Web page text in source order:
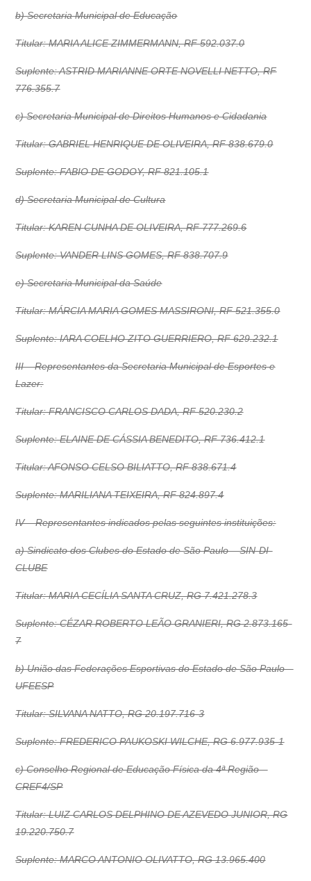
b) Secretaria Municipal de Educação
Titular: MARIA ALICE ZIMMERMANN, RF 592.037.0
Suplente: ASTRID MARIANNE ORTE NOVELLI NETTO, RF
776.355.7
c) Secretaria Municipal de Direitos Humanos e Cidadania
Titular: GABRIEL HENRIQUE DE OLIVEIRA, RF 838.679.0
Suplente: FABIO DE GODOY, RF 821.105.1
d) Secretaria Municipal de Cultura
Titular: KAREN CUNHA DE OLIVEIRA, RF 777.269.6
Suplente: VANDER LINS GOMES, RF 838.707.9
e) Secretaria Municipal da Saúde
Titular: MÁRCIA MARIA GOMES MASSIRONI, RF 521.355.0
Suplente: IARA COELHO ZITO GUERRIERO, RF 629.232.1
III – Representantes da Secretaria Municipal de Esportes e
Lazer:
Titular: FRANCISCO CARLOS DADA, RF 520.230.2
Suplente: ELAINE DE CÁSSIA BENEDITO, RF 736.412.1
Titular: AFONSO CELSO BILIATTO, RF 838.671.4
Suplente: MARILIANA TEIXEIRA, RF 824.897.4
IV – Representantes indicados pelas seguintes instituições:
a) Sindicato dos Clubes do Estado de São Paulo – SIN-DI-
CLUBE
Titular: MARIA CECÍLIA SANTA CRUZ, RG 7.421.278.3
Suplente: CÉZAR ROBERTO LEÃO GRANIERI, RG 2.873.165-
7
b) União das Federações Esportivas do Estado de São Paulo –
UFEESP
Titular: SILVANA NATTO, RG 20.197.716-3
Suplente: FREDERICO PAUKOSKI WILCHE, RG 6.977.935-1
c) Conselho Regional de Educação Física da 4ª Região –
CREF4/SP
Titular: LUIZ CARLOS DELPHINO DE AZEVEDO JUNIOR, RG
19.220.750.7
Suplente: MARCO ANTONIO OLIVATTO, RG 13.965.400